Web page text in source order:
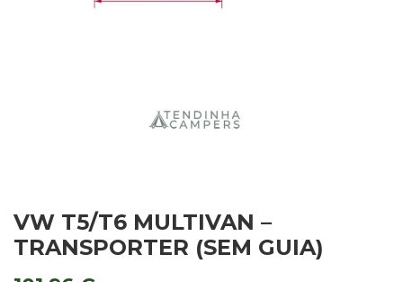
VW T5/T6 MULTIVAN –
TRANSPORTER (SEM GUIA)